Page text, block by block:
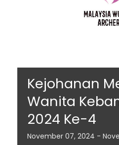
Kejohanan
Wanita
2024 Ke-4
November 07, 2024 -